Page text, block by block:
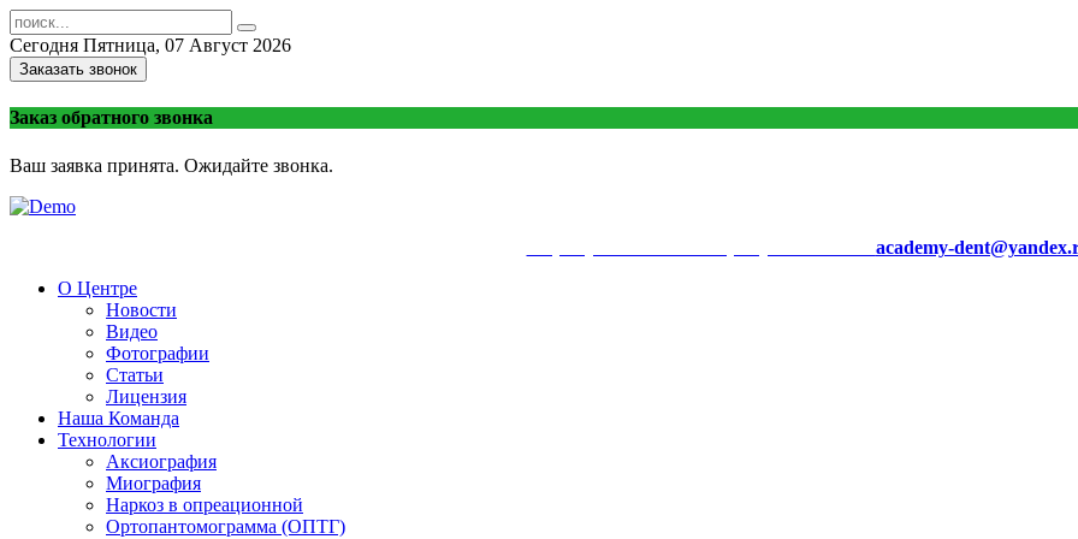
Сегодня Пятница, 07 Август 2026
Заказать звонок
Заказ обратного звонка
Ваш заявка принята. Ожидайте звонка.
academy-
О Центре
Новости
Видео
Фотографии
Статьи
Лицензия
Наша Команда
Технологии
Аксиография
Миография
Наркоз в опреационной
Ортопантомограмма (ОПТГ)